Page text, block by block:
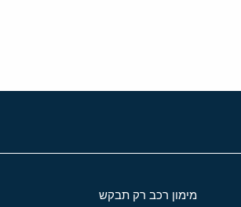
מימון רכב רק תבקש